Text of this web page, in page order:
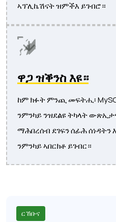
ኣፕሊኬሽናት ዝምችእ ይገብሮ።
ዋጋ ዝቕንስ እዩ።
ከም ክፉት ምንጪ መፍትሒ፡
ንምንካይ ንዝደልዩ ትካላት
ማሕበረሰብ ደገፍን ሰፊሕ ሰነዳትን
ንምንካይ ኣበርክቶ ይገብር።
ርኸቡና